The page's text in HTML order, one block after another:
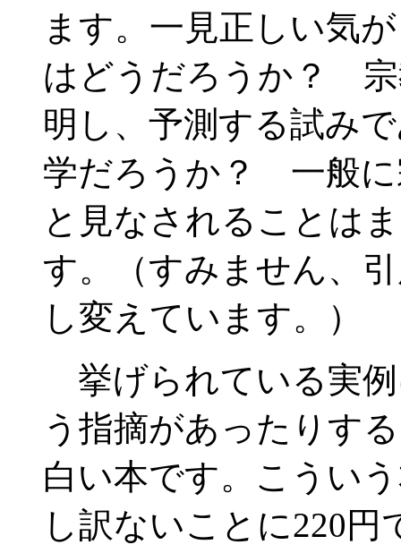
ます。一見正しい気
はどうだろうか？ 宗
明し、予測する試み
学だろうか？ 一般に
と見なされることは
す。（すみません、
し変えています。）
挙げられている実
う指摘があったりす
白い本です。こうい
し訳ないことに220